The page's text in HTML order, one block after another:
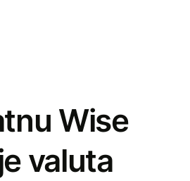
Wise
valuta